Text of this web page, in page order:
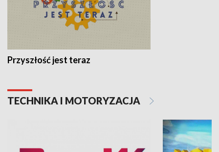
Przyszłość jest teraz
TECHNIKA I MOTORYZACJA